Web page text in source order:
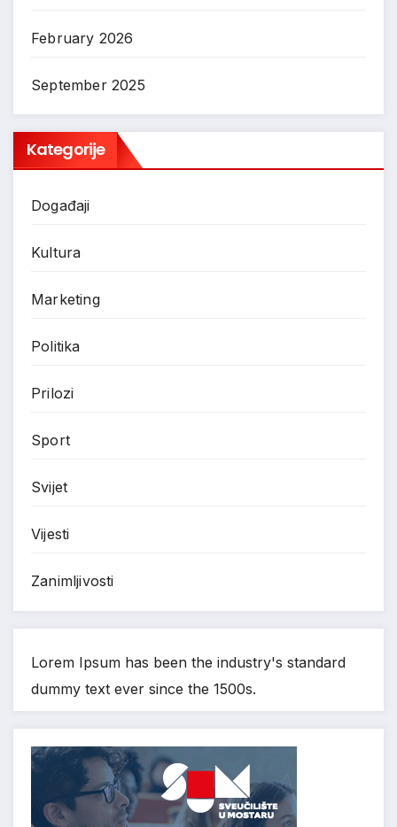
February 2026
September 2025
Kategorije
Događaji
Kultura
Marketing
Politika
Prilozi
Sport
Svijet
Vijesti
Zanimljivosti
Lorem Ipsum has been the industry's standard
dummy text ever since the 1500s.